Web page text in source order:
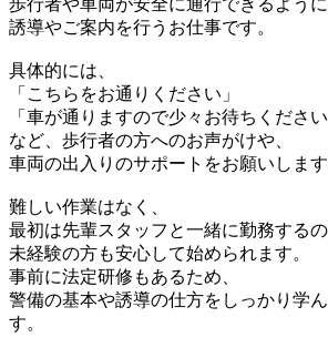
誘導やご案内を行うお仕事です。
具体的には、
「こちらをお通りください」
「車が通りますので少々お待ちください
など、歩行者の方へのお声がけや、
車両の出入りのサポートをお願いします
難しい作業はなく、
最初は先輩スタッフと一緒に勤務するの
未経験の方も安心して始められます。
事前に法定研修もあるため、
警備の基本や誘導の仕方をしっかり学
す。